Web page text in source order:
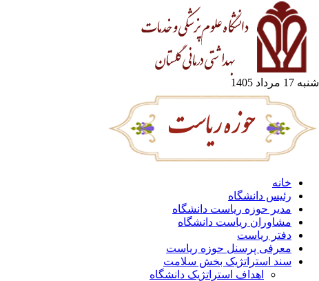
شنبه 17 مرداد 1405
خانه
رئیس دانشگاه
مدیر حوزه ریاست دانشگاه
مشاوران ریاست دانشگاه
دفتر ریاست
معرفی پرسنل حوزه ریاست
سند استراتژیک بخش سلامت
اهداف استراتژیک دانشگاه